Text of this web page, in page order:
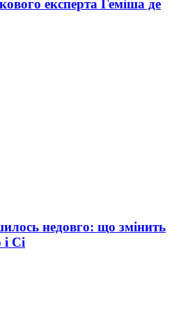
експерта Геміша де
недовго: що змінить
Сі